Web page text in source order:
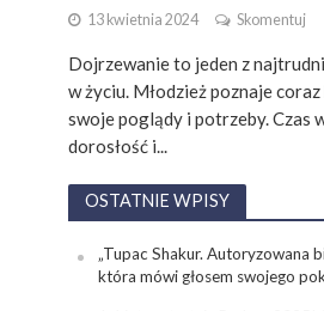
13 kwietnia 2024 Skomentuj
Dojrzewanie to jeden z
w życiu. Młodzież poznaje
swoje poglądy i potrzeby. Czas
dorosłość i...
OSTATNIE WPISY
„Tupac Shakur. Autoryzowana
która mówi głosem swojego